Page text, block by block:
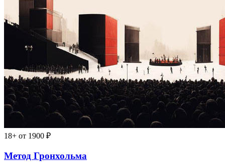
18+ от 1900 ₽
Метод Гронхольма